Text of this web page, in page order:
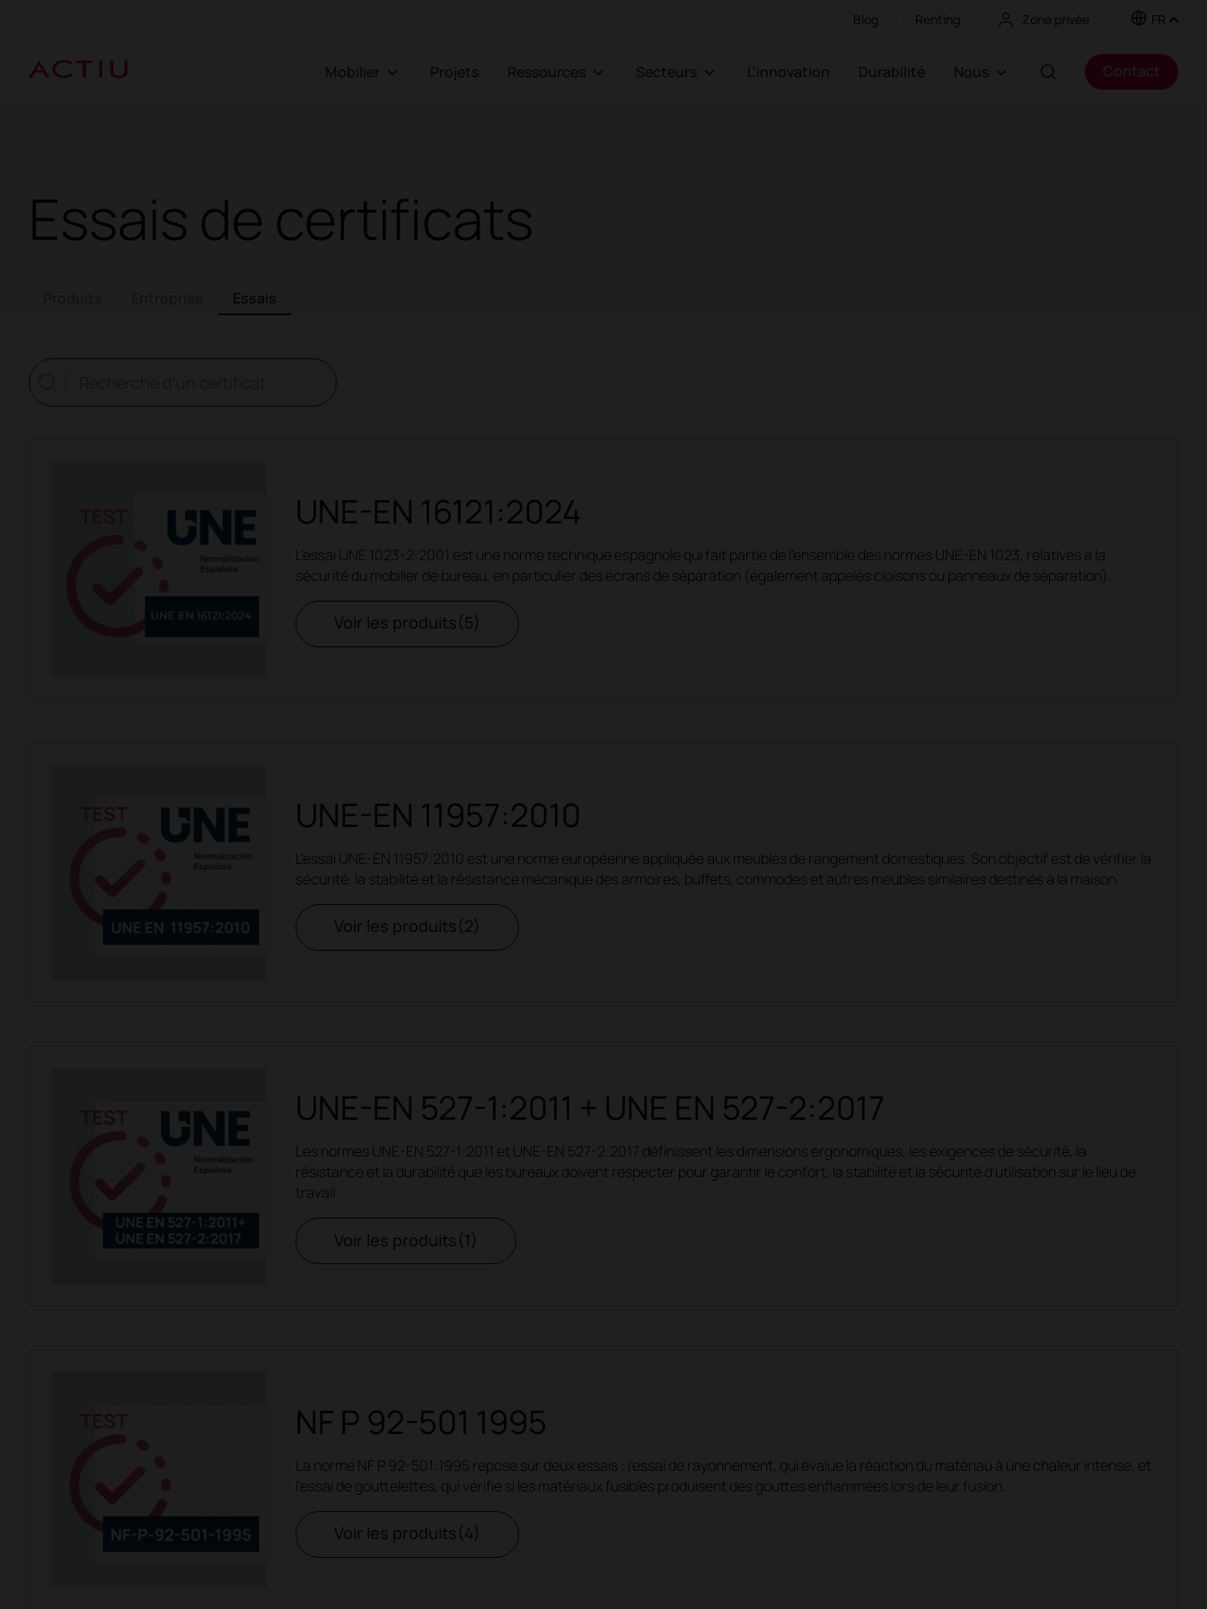
Blog Renting Zone privée FR
Mobilier Projets Ressources Secteurs L'innovation Durabilité Nous Contact
Essais de certificats
Essais
UNE-EN 16121:2024
L'essai UNE 1023-2:2001 est une norme technique espagnole qui fait partie de l'ensemble des normes UNE-EN 1023, relatives à la
sécurité du mobilier de bureau, en particulier des écrans de séparation (également appelés cloisons ou panneaux de séparation).
Voir les produits(5)
UNE-EN 11957:2010
L'essai UNE-EN 11957:2010 est une norme européenne appliquée aux meubles de rangement domestiques. Son objectif est de vérifier la
sécurité, la stabilité et la résistance mécanique des armoires, buffets, commodes et autres meubles similaires destinés à la maison.
Voir les produits(2)
UNE-EN 527-1:2011 + UNE EN 527-2:2017
Les normes UNE-EN 527-1:2011 et UNE-EN 527-2:2017 définissent les dimensions ergonomiques, les exigences de sécurité, la
résistance et la durabilité que les bureaux doivent respecter pour garantir le confort, la stabilité et la sécurité d'utilisation sur le lieu de
travail.
Voir les produits(1)
NF P 92-501 1995
La norme NF P 92-501:1995 repose sur deux essais : l'essai de rayonnement, qui évalue la réaction du matériau à une chaleur intense, et
l'essai de gouttelettes, qui vérifie si les matériaux fusibles produisent des gouttes enflammées lors de leur fusion.
Voir les produits(4)